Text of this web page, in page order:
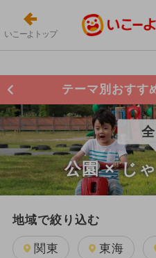
いこーよトップ
テーマ別おすす
公園 × じ
地域で絞り込む
関東 東海